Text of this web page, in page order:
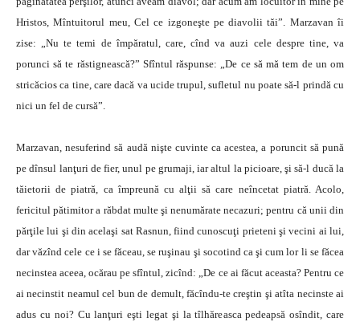
Hristos, Mîntuitorul meu, Cel ce izgoneşte pe diavolii tăi”. Marzavan îi
zise: „Nu te temi de împăratul, care, cînd va auzi cele despre tine, va
porunci să te răstignească?” Sfîntul răspunse: „De ce să mă tem de un om
stricăcios ca tine, care dacă va ucide trupul, sufletul nu poate să-l prindă cu
nici un fel de cursă”.
Marzavan, nesuferind să audă nişte cuvinte ca acestea, a poruncit să pună
pe dînsul lanţuri de fier, unul pe grumaji, iar altul la picioare, şi să-l ducă la
tăietorii de piatră, ca împreună cu alţii să care neîncetat piatră. Acolo,
fericitul pătimitor a răbdat multe şi nenumărate necazuri; pentru că unii din
părţile lui şi din acelaşi sat Rasnun, fiind cunoscuţi prieteni şi vecini ai lui,
dar văzînd cele ce i se făceau, se ruşinau şi socotind ca şi cum lor li se făcea
necinstea aceea, ocărau pe sfîntul, zicînd: „De ce ai făcut aceasta? Pentru ce
ai necinstit neamul cel bun de demult, făcîndu-te creştin şi atîta necinste ai
adus cu noi? Cu lanţuri eşti legat şi la tîlhăreasca pedeapsă osîndit, care